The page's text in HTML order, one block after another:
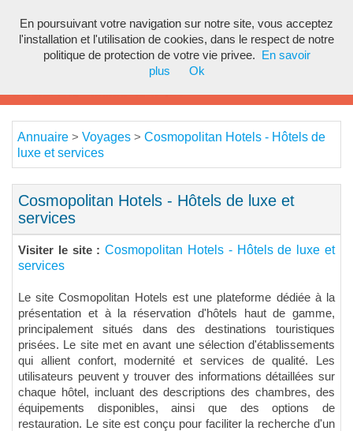
Annuaire > Voyages > Cosmopolitan Hotels - Hôtels de
luxe et services
Cosmopolitan Hotels - Hôtels de luxe et
services
Visiter le site :Cosmopolitan Hotels - Hôtels de luxe et
services
Le site Cosmopolitan Hotels est une plateforme dédiée à la
présentation et à la réservation d'hôtels haut de gamme,
principalement situés dans des destinations touristiques
prisées. Le site met en avant une sélection d'établissements
qui allient confort, modernité et services de qualité. Les
utilisateurs peuvent y trouver des informations détaillées sur
chaque hôtel, incluant des descriptions des chambres, des
équipements disponibles, ainsi que des options de
restauration. Le site est conçu pour faciliter la recherche d'un
En poursuivant votre navigation sur notre site, vous acceptez
l'installation et l'utilisation de cookies, dans le respect de notre
politique de protection de votre vie privee.
En savoir
plus
Ok